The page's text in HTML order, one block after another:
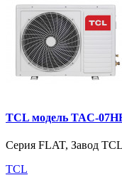
TCL модель TAC-
Серия FLAT, Завод
TCL